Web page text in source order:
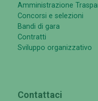
Amministrazione
Concorsi e selezioni
Bandi di gara
Contratti
Sviluppo organizzativo
Contattaci